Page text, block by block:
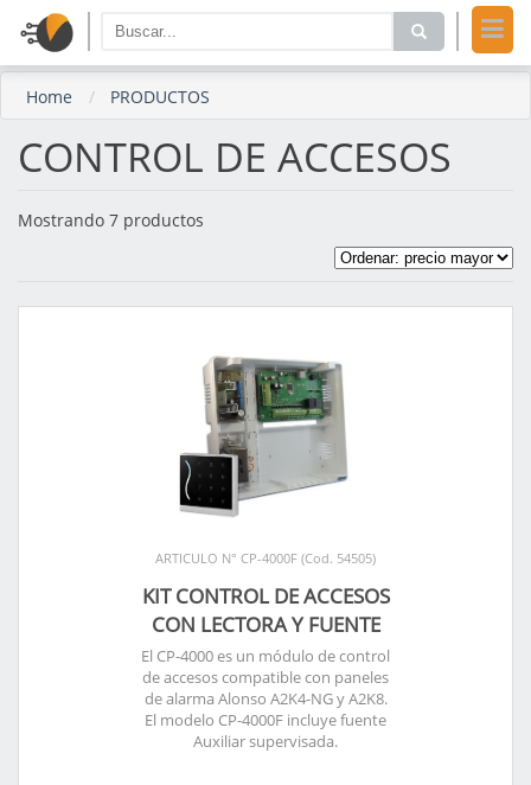
Home PRODUCTOS
CONTROL DE ACCESOS
Mostrando 7 productos
ARTICULO N° CP-4000F (Cod. 54505)
KIT CONTROL DE ACCESOS
CON LECTORA Y FUENTE
El CP-4000 es un módulo de control
de accesos compatible con paneles
de alarma Alonso A2K4-NG y A2K8.
El modelo CP-4000F incluye fuente
Auxiliar supervisada.